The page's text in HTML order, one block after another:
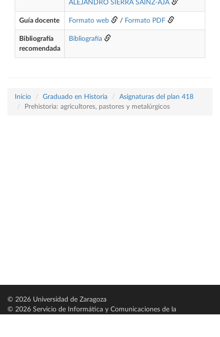
ALEJANDRO SIERRA SAINZ-AJA
Guía docente Formato web / Formato PDF
Bibliografía
recomendada
Bibliografía
Inicio Graduado en Historia
Asignaturas del plan 418
Prehistoria: agricultores, pastores y metalúrgicos
© 2026 Universidad de Zaragoza
© 2026 Servicio de Informática y Comunicaciones de la